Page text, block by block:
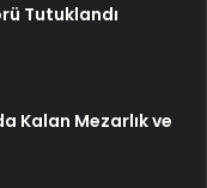
Tutuklandı
Kalan Mezarlık ve